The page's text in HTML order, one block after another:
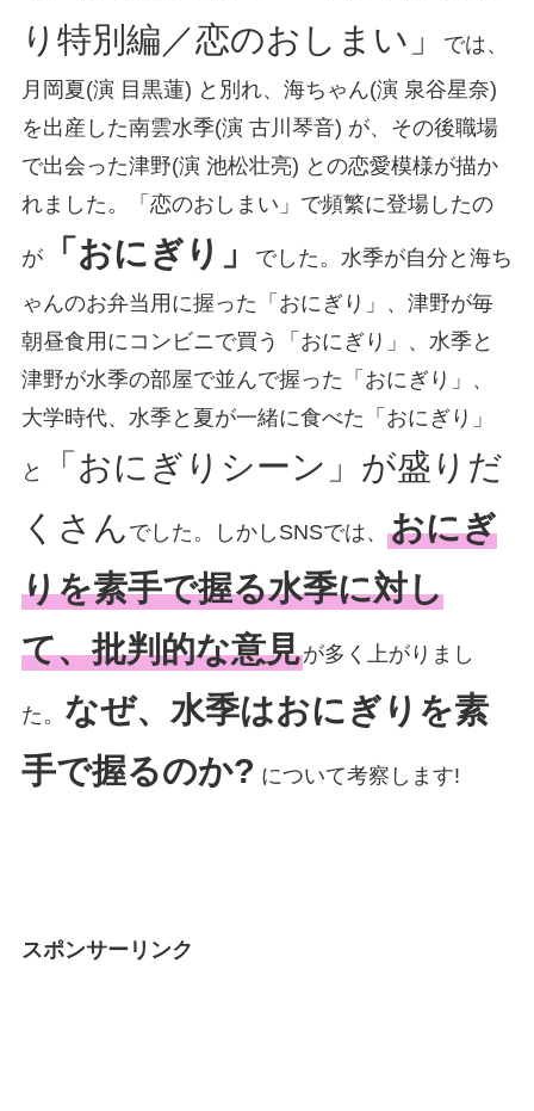
り特別編／恋のおしまい」
では、
月岡夏(演 目黒蓮) と別れ、海ちゃん(演 泉谷星奈)
を出産した南雲水季(演 古川琴音) が、その後職場
で出会った津野(演 池松壮亮) との恋愛模様が描か
れました。「恋のおしまい」で頻繁に登場したの
が「おにぎり」
でした。水季が自分と海ち
ゃんのお弁当用に握った「おにぎり」、津野が毎
朝昼食用にコンビニで買う「おにぎり」、水季と
津野が水季の部屋で並んで握った「おにぎり」、
大学時代、水季と夏が一緒に食べた「おにぎり」
と
「おにぎりシーン」が盛りだ
くさん でした。しかしSNSでは、 おにぎ
りを素手で握る水季に対し
て、批判的な意見が多く上がりまし
た。 なぜ、水季はおにぎりを素
手で握るのか? について考察します!
スポンサーリンク